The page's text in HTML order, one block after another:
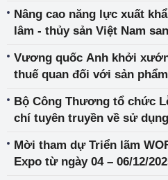
Nâng cao năng lực xuất
lâm - thủy sản Việt Nam
Vương quốc Anh khởi
thuế quan đối với sản
Bộ Công Thương tổ chức
chí tuyên truyền về sử
Mời tham dự Triển lãm
Expo từ ngày 04 – 06/12/